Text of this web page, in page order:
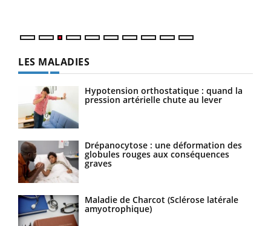
LES MALADIES
Hypotension orthostatique : quand la
pression artérielle chute au lever
Drépanocytose : une déformation des
globules rouges aux conséquences
graves
Maladie de Charcot (Sclérose latérale
amyotrophique)